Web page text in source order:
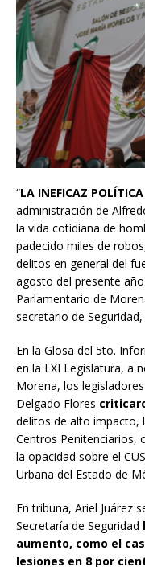
“LA INEFICAZ POLÍTICA
administración de
la vida cotidiana de
padecido miles de
delitos en general del
agosto del presente
Parlamentario de
secretario de
En la Glosa del 5to.
en la LXI Legislatura, a
Morena, los
Delgado Flores
delitos de alto impacto,
Centros Penitenciarios,
la opacidad sobre el
Urbana del Estado de
En tribuna, Ariel Juárez
Secretaría de Seguridad
aumento, como el
lesiones en 8 por